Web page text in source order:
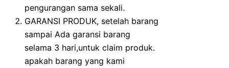
pengurangan sama sekali.
GARANSI PRODUK, setelah barang
sampai Ada garansi barang
selama 3 hari,untuk claim produk.
apakah barang yang kami